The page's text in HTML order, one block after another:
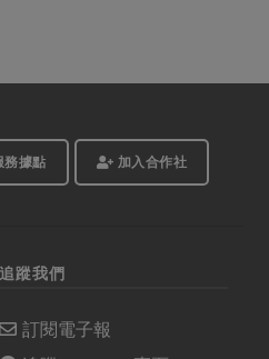
務據點 加入合作社
追蹤我們
訂閱電子報